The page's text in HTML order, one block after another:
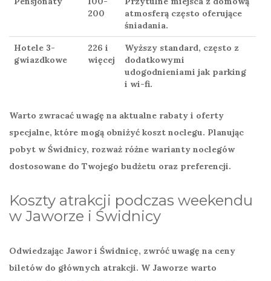
200
atmosferą często oferujące
śniadania.
Hotele 3-
gwiazdkowe
226 i
więcej
Wyższy standard, często z
dodatkowymi
udogodnieniami jak parking
i wi-fi.
Warto zwracać uwagę na aktualne rabaty i oferty
specjalne, które mogą obniżyć koszt noclegu. Planując
pobyt w Świdnicy, rozważ różne warianty noclegów
dostosowane do Twojego budżetu oraz preferencji.
Koszty atrakcji podczas weekendu
w Jaworze i Świdnicy
Odwiedzając Jawor i Świdnicę, zwróć uwagę na ceny
biletów do głównych atrakcji. W Jaworze warto